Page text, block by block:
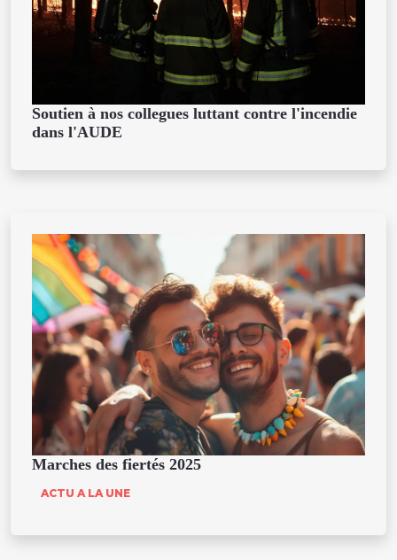
Soutien à nos collegues luttant contre l'incendie
dans l'AUDE
Marches des fiertés 2025
ACTU A LA UNE